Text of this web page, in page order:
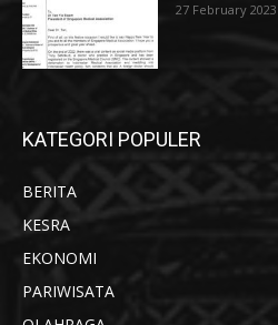
27 February 2023
KATEGORI POPULER
BERITA
KESRA
EKONOMI
PARIWISATA